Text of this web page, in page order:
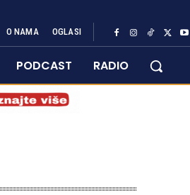
O NAMA OGLASI
PODCAST RADIO